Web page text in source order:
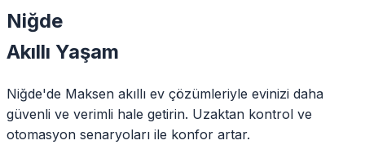
Niğde
Akıllı Yaşam
Niğde'de Maksen akıllı ev çözümleriyle evinizi daha
güvenli ve verimli hale getirin. Uzaktan kontrol ve
otomasyon senaryoları ile konfor artar.